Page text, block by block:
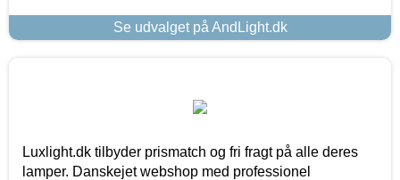
Se udvalget på AndLight.dk
Luxlight.dk tilbyder prismatch og fri fragt på alle deres
lamper. Danskejet webshop med professionel